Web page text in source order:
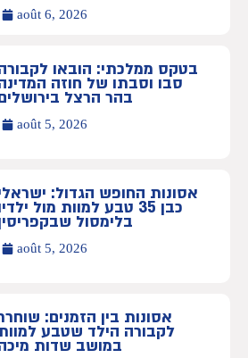
août 6, 2026
בטקס ממלכתי: הובאו
סבו וסבתו של חוזה
בהר הרצל
août 5, 2026
אסונות החופש הגדול:
כבן 35 טבע למוות מול
בלימסול
août 5, 2026
אסונות בין הזמנים:
לקבורה הילד שטבע
במושב שדות